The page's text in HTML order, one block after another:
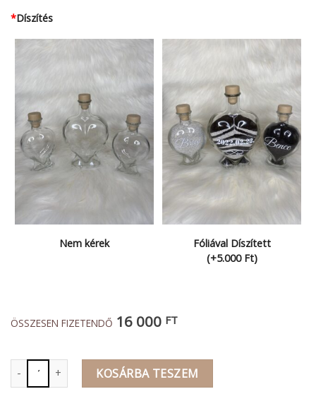
*Díszítés
Nem kérek
Fóliával Díszített
(+5.000 Ft)
ÖSSZESEN FIZETENDŐ 16 000 FT
Szív üveg szett mennyiségKOSÁRBA TESZEM